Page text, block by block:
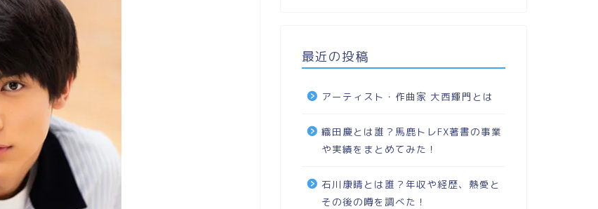
最近の投稿
アーティスト・作曲家 大西輝門とは
織田慶とは誰？馬鹿トレFX著書の事業
や実績をまとめてみた！
石川康晴とは誰？年収や経歴、熱愛と
その後の噂を調べた！